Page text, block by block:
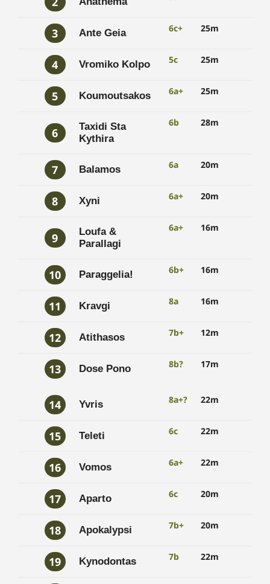
3 Ante Geia 6c+ 25m
4 Vromiko Kolpo 5c 25m
5 Koumoutsakos 6a+ 25m
6
Taxidi Sta
Kythira
6b 28m
7 Balamos 6a 20m
8 Xyni 6a+ 20m
9
Loufa &
Parallagi
6a+ 16m
10 Paraggelia! 6b+ 16m
11 Kravgi 8a 16m
12 Atithasos 7b+ 12m
13 Dose Pono 8b? 17m
14 Yvris 8a+? 22m
15 Teleti 6c 22m
16 Vomos 6a+ 22m
17 Aparto 6c 20m
18 Apokalypsi 7b+ 20m
19 Kynodontas 7b 22m